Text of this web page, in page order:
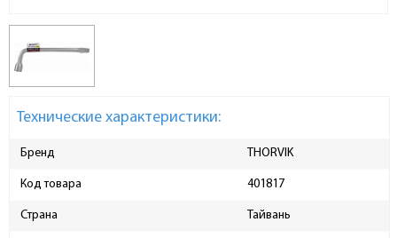
Технические характеристики:
Бренд THORVIK
Код товара 401817
Страна Тайвань